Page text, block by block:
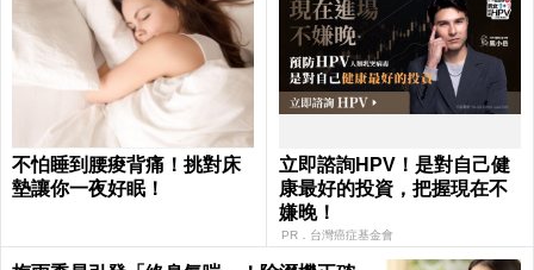
不怕睡到腰痠背痛！挑對床
墊讓你一夜好眠！
立即諮詢HPV！是對自己健
康最好的投資，把握現在不
嫌晚！
PR．台灣癌症基金會